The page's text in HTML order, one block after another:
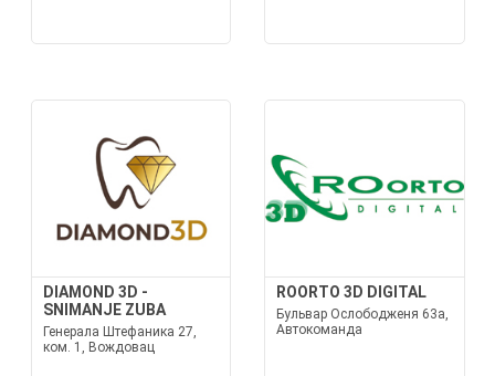
DIAMOND 3D -
SNIMANJE ZUBA
Генерала Штефаника 27,
ком. 1, Вождовац
ROORTO 3D DIGITAL
Бульвар Ослободженя 63а,
Автокоманда